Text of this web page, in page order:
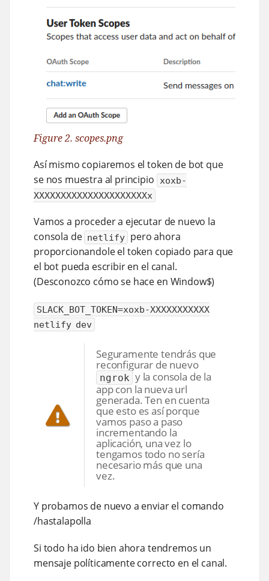
Figure 2. scopes.png
Así mismo copiaremos el token de bot que
se nos muestra al principio
xoxb-
XXXXXXXXXXXXXXXXXXXXXx
Vamos a proceder a ejecutar de nuevo la
consola de netlify pero ahora
proporcionandole el token copiado para que
el bot pueda escribir en el canal.
(Desconozco cómo se hace en Window$)
SLACK_BOT_TOKEN=xoxb-XXXXXXXXXXX
netlify dev
Seguramente tendrás que
reconfigurar de nuevo
ngrok y la consola de la
app con la nueva url
generada. Ten en cuenta
que esto es así porque
vamos paso a paso
incrementando la
aplicación, una vez lo
tengamos todo no sería
necesario más que una
vez.
Y probamos de nuevo a enviar el comando
/hastalapolla
Si todo ha ido bien ahora tendremos un
mensaje políticamente correcto en el canal.